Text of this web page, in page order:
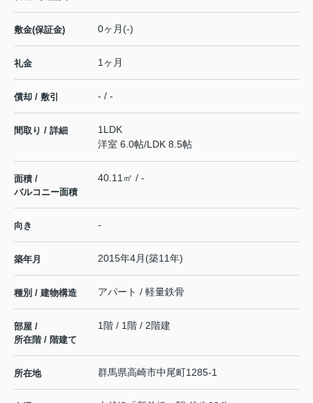
敷金(保証金) 0ヶ月(-)
礼金 1ヶ月
償却 / 敷引 - / -
間取り / 詳細
1LDK
洋室 6.0帖/LDK 8.5帖
面積 /
バルコニー面積
40.11㎡ / -
向き -
築年月 2015年4月(築11年)
種別 / 建物構造 アパート / 軽量鉄骨
部屋 /
所在階 / 階建て
1階 / 1階 / 2階建
所在地 群馬県高崎市中尾町1285-1